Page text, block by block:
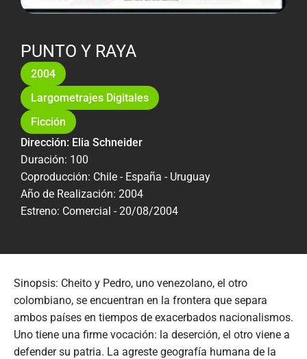
PUNTO Y RAYA
2004
Largometrajes Digitales
Ficción
Dirección: Elia Schneider
Duración: 100
Coproducción: Chile - España - Uruguay
Año de Realización: 2004
Estreno: Comercial - 20/08/2004
Sinopsis: Cheito y Pedro, uno venezolano, el otro
colombiano, se encuentran en la frontera que separa
ambos países en tiempos de exacerbados nacionalismos.
Uno tiene una firme vocación: la deserción, el otro viene a
defender su patria. La agreste geografía humana de la